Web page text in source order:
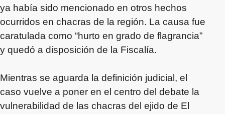
ya había sido mencionado en otros hechos
ocurridos en chacras de la región. La causa fue
caratulada como “hurto en grado de flagrancia”
y quedó a disposición de la Fiscalía.
Mientras se aguarda la definición judicial, el
caso vuelve a poner en el centro del debate la
vulnerabilidad de las chacras del ejido de El